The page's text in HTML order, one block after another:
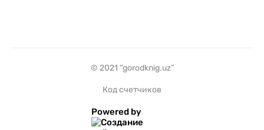
© 2021 “gorodknig.uz”
Код счетчиков
Powered by